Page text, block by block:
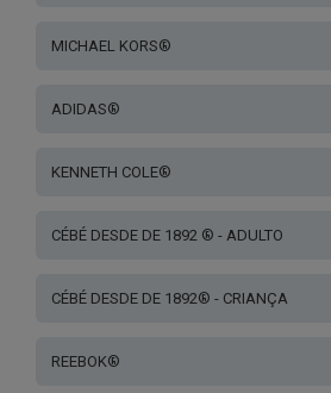
MICHAEL KORS®
ADIDAS®
KENNETH COLE®
CÉBÉ DESDE DE 1892 ® - ADULTO
CÉBÉ DESDE DE 1892® - CRIANÇA
REEBOK®